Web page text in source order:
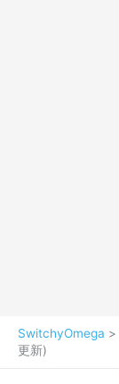
SwitchyOmega >
更新)